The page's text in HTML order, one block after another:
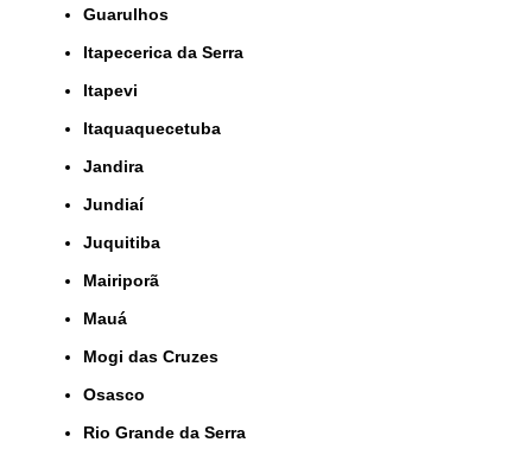
Guarulhos
Itapecerica da Serra
Itapevi
Itaquaquecetuba
Jandira
Jundiaí
Juquitiba
Mairiporã
Mauá
Mogi das Cruzes
Osasco
Rio Grande da Serra